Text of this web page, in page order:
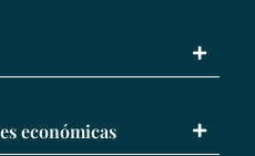
económicas